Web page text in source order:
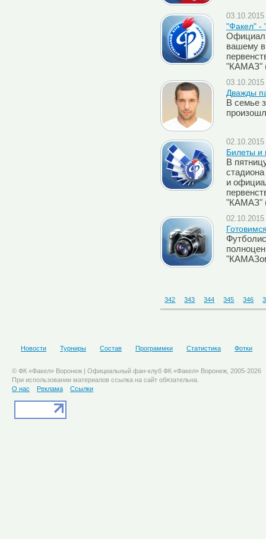
"Факел" -
вашему
"КАМАЗ"
Дважды
В семье
Билеты и
В
и
"КАМАЗ"
342 343 344 345 346
Новости Турниры Состав Программки Статистика Фотки
© ФК «Факел» Воронеж | Официальный фан-клуб ФК «Факел» Воронеж, 2005-2026
При использовании материалов ссылка на сайт обязательна.
О нас
Реклама Ссылки